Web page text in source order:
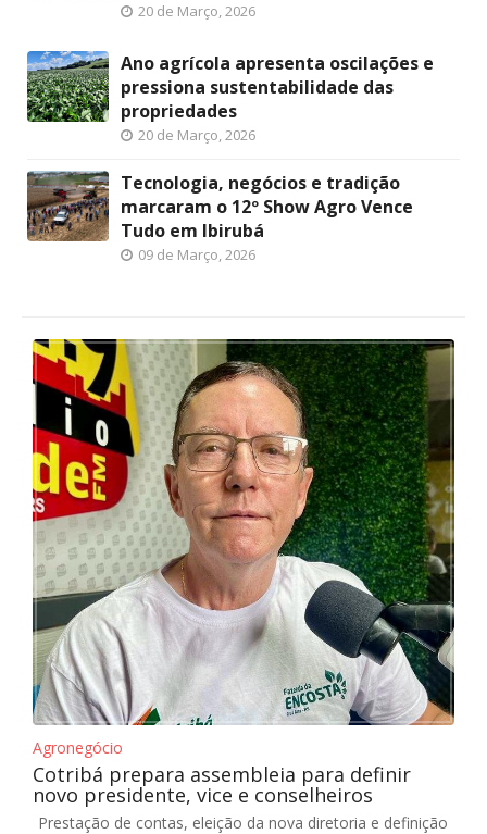
20 de Março, 2026
Ano agrícola apresenta oscilações e
pressiona sustentabilidade das
propriedades
20 de Março, 2026
Tecnologia, negócios e tradição
marcaram o 12º Show Agro Vence
Tudo em Ibirubá
09 de Março, 2026
Agronegócio
Cotribá prepara assembleia para definir
novo presidente, vice e conselheiros
Prestação de contas, eleição da nova diretoria e definição